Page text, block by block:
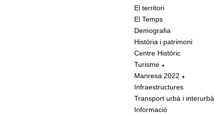
El territori
El Temps
Demografia
Història i patrimoni
Centre Històric
Turisme
Manresa 2022
Infraestructures
Transport urbà i interurbà
Informació